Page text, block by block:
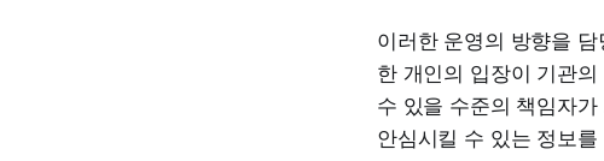
이러한 운영의 방향을
한 개인의 입장이 기관
수 있을 수준의 책임자
안심시킬 수 있는 정보